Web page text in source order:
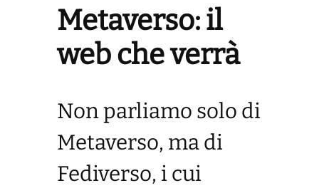
Metaverso: il
web che verrà
Non parliamo solo di
Metaverso, ma di
Fediverso, i cui